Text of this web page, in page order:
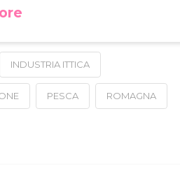
INDUSTRIA ITTICA
PESCA ROMAGNA